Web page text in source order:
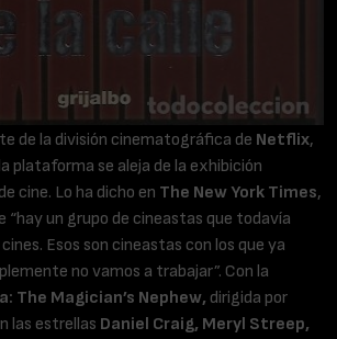
de la división cinematográfica de Netflix,
plataforma se aleja de la exhibición
cine. Lo ha dicho en The New York Times,
“hay un grupo de cineastas que todavía
Esos son cineastas con los que ya
no vamos a trabajar”. Con la
The Magician’s Nephew, dirigida por
las estrellas Daniel Craig, Meryl Streep,